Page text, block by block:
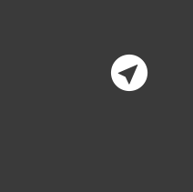
